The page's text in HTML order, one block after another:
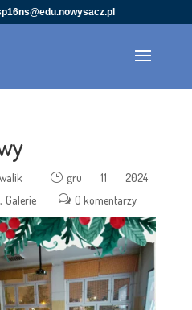
gru 11 2024
Galerie 0 komentarzy